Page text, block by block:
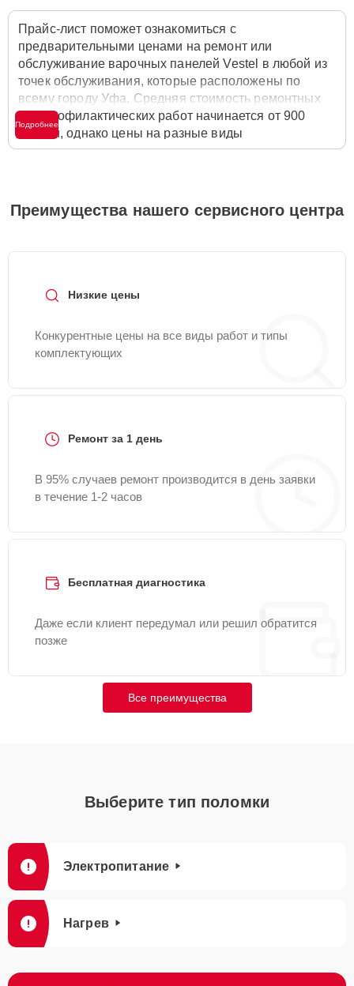
Прайс-лист поможет ознакомиться с
предварительными ценами на ремонт или
обслуживание варочных панелей Vestel в любой из
точек обслуживания, которые расположены по
всему городу Уфа. Средняя стоимость ремонтных
или профилактических работ начинается от 900
рублей, однако цены на разные виды
комплектующих могут различаться. Полную
службы заботы о клиентах. Для расчета итоговой
стоимости ремонта варочной панели достаточно
Подробнее
Преимущества нашего сервисного центра
Низкие цены
Конкурентные цены на все виды работ и типы
комплектующих
Ремонт за 1 день
В 95% случаев ремонт производится в день заявки
в течение 1-2 часов
Бесплатная диагностика
Даже если клиент передумал или решил обратится
позже
Все преимущества
Выберите тип поломки
Электропитание
Нагрев